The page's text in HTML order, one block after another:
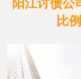
阳江讨债公
比